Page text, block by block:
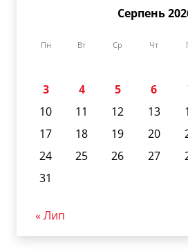
Серпень
Пн Вт Ср Чт
3
4 5 6
10
11 12 13
17
18 19 20
24
25 26 27
31
« Лип